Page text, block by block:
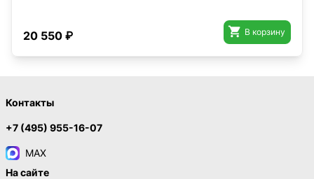
20 550 ₽  В корзину
Контакты
+7 (495) 955-16-07
MAX
На сайте